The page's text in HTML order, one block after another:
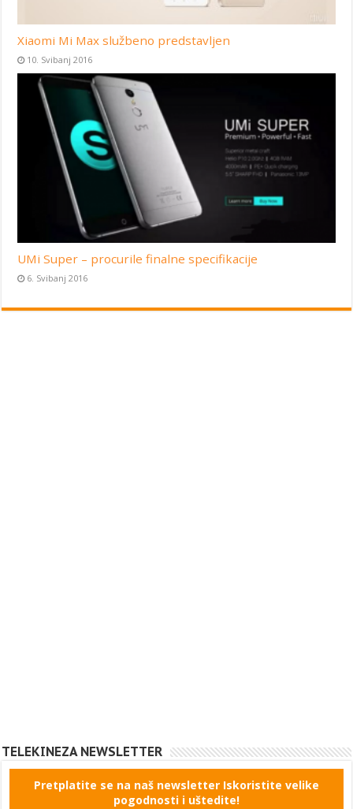
Xiaomi Mi Max službeno predstavljen
10. Svibanj 2016
UMi Super – procurile finalne specifikacije
6. Svibanj 2016
TELEKINEZA NEWSLETTER
Pretplatite se na naš newsletter Iskoristite velike
pogodnosti i uštedite!